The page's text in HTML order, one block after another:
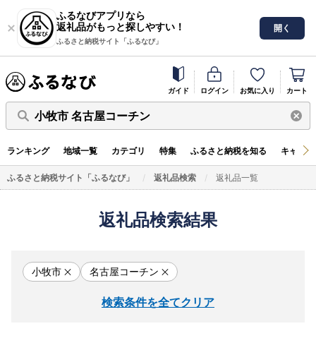
ふるなびアプリなら
返礼品がもっと探しやすい！
ふるさと納税サイト「ふるなび」
開く
ガイド ログイン お気に入り カート
小牧市 名古屋コーチン
ランキング 地域一覧 カテゴリ 特集 ふるさと納税を知る キャン
ふるさと納税サイト「ふるなび」 返礼品検索 返礼品一覧
返礼品検索結果
小牧市 名古屋コーチン
検索条件を全てクリア